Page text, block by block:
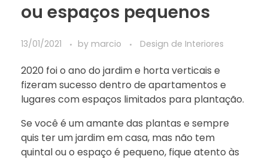
ou espaços pequenos
13/01/2021 by marcio Design de Interiores
2020 foi o ano do jardim e horta verticais e
fizeram sucesso dentro de apartamentos e
lugares com espaços limitados para plantação.
Se você é um amante das plantas e sempre
quis ter um jardim em casa, mas não tem
quintal ou o espaço é pequeno, fique atento às